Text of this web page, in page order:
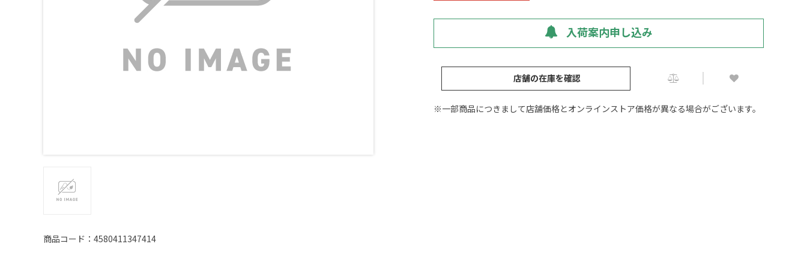
商品コード：4580411347414
入荷案内申し込み
店舗の在庫を確認
※一部商品につきまして店舗価格とオンラインストア価格が異なる場合がございます。